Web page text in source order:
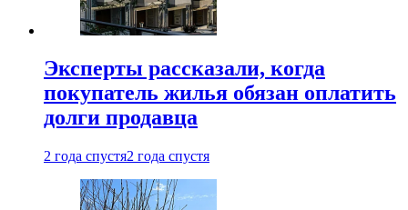
Эксперты рассказали, когда
покупатель жилья обязан оплатить
долги продавца
2 года спустя2 года спустя